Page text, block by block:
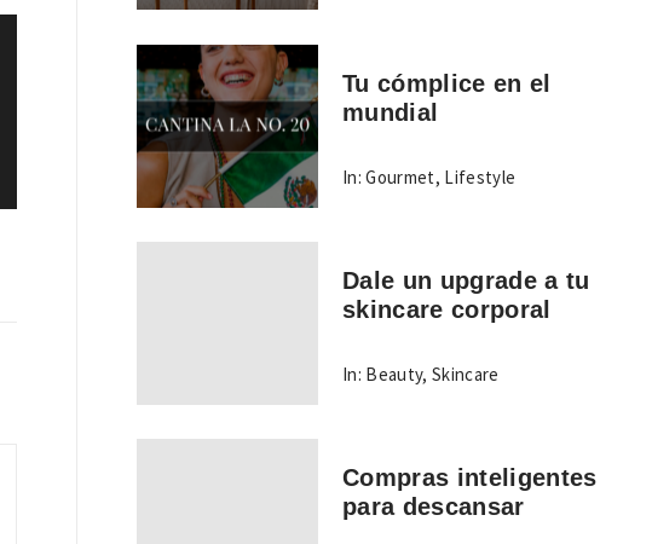
Tu cómplice en el
mundial
In: Gourmet, Lifestyle
Dale un upgrade a tu
skincare corporal
In: Beauty,Skincare
Compras inteligentes
para descansar